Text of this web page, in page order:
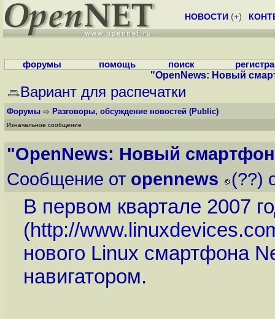
НОВОСТИ (+)
форумы помощь поиск
"OpenNews: Новый
Вариант для распечатки
Форумы Разговоры, обсуждение новостей (Public)
Изначальное сообщение
"OpenNews: Новый смартфон
Сообщение от opennews (??)
В первом квартале 2007
(http://
нового Linux смартфона
навигатором.